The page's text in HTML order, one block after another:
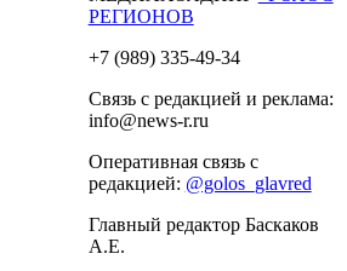
РЕГИОНОВ
+7 (989) 335-49-34
Связь с редакцией и реклама:
info@news-r.ru
Оперативная связь с
редакцией: @golos_glavred
Главный редактор Баскаков
А.Е.